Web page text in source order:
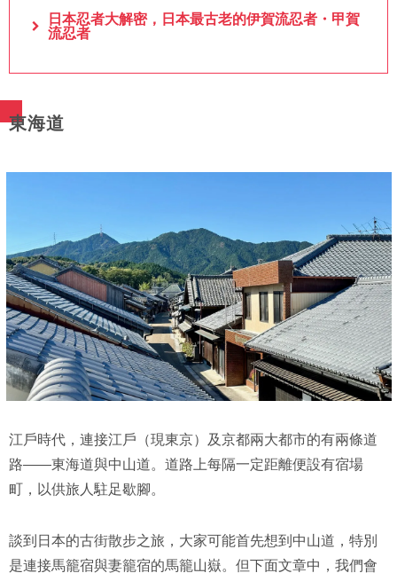
日本忍者大解密，日本最古老的伊賀流忍者・甲賀
流忍者
東海道
江戶時代，連接江戶（現東京）及京都兩大都市的有兩條道
路——東海道與中山道。道路上每隔一定距離便設有宿場
町，以供旅人駐足歇腳。
談到日本的古街散步之旅，大家可能首先想到中山道，特別
是連接馬籠宿與妻籠宿的馬籠山嶽。但下面文章中，我們會